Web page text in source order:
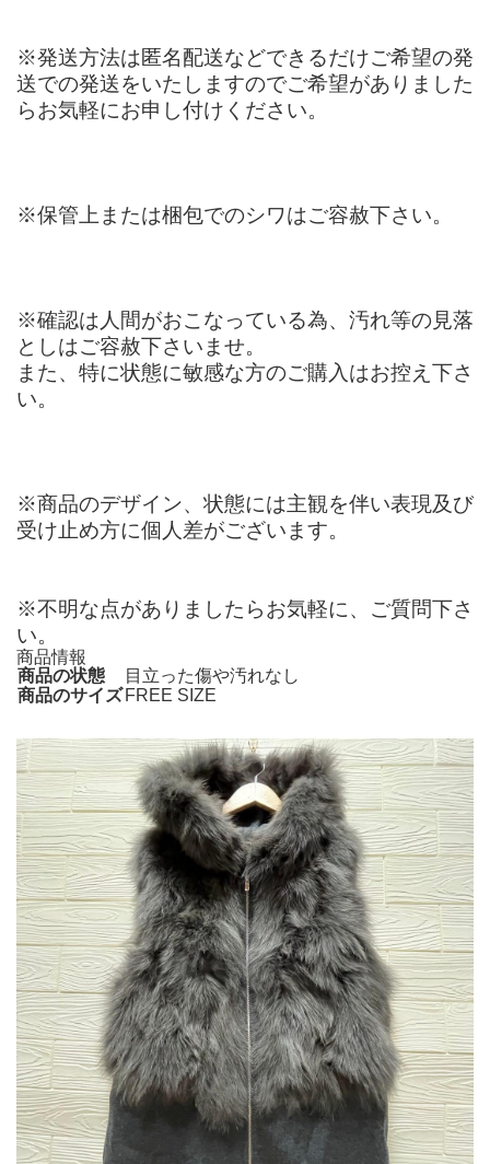
※発送方法は匿名配送などできるだけご希望の発
送での発送をいたしますのでご希望がありました
らお気軽にお申し付けください。
※保管上または梱包でのシワはご容赦下さい。
※確認は人間がおこなっている為、汚れ等の見落
としはご容赦下さいませ。
また、特に状態に敏感な方のご購入はお控え下さ
い。
※商品のデザイン、状態には主観を伴い表現及び
受け止め方に個人差がございます。
※不明な点がありましたらお気軽に、ご質問下さ
い。
商品情報
商品の状態
目立った傷や汚れなし
商品のサイズ FREE SIZE